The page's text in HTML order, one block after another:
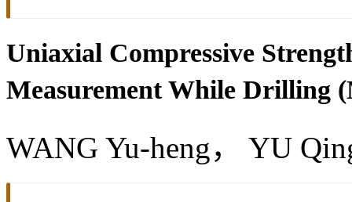
Uniaxial Compressive
Measurement While Drilling
WANG Yu-heng， YU